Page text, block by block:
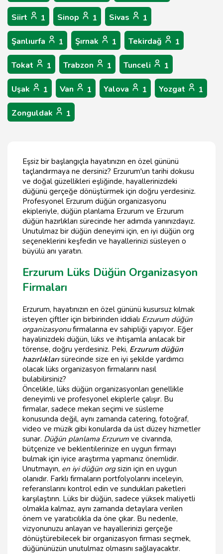
Siirt 1 Sinop 1 Sivas 1
Şanlıurfa 1 Şırnak 1 Tekirdağ 1
Tokat 1 Trabzon 1 Tunceli 1
Uşak 1 Van 1 Yalova 1 Yozgat 1
Zonguldak 1
Eşsiz bir başlangıçla hayatınızın en özel gününü
taçlandırmaya ne dersiniz? Erzurum'un tarihi dokusu
ve doğal güzellikleri eşliğinde, hayallerinizdeki
düğünü gerçeğe dönüştürmek için doğru yerdesiniz.
Profesyonel Erzurum düğün organizasyonu
ekipleriyle, düğün planlama Erzurum ve Erzurum
düğün hazırlıkları sürecinde her adımda yanınızdayız.
Unutulmaz bir düğün deneyimi için, en iyi düğün org
seçeneklerini keşfedin ve hayallerinizi süsleyen o
büyülü anı yaratın.
Erzurum Lüks Düğün Organizasyon
Firmaları
Erzurum, hayatınızın en özel gününü kusursuz kılmak
isteyen çiftler için birbirinden iddialı Erzurum düğün
organizasyonufirmalarına ev sahipliği yapıyor. Eğer
hayalinizdeki düğün, lüks ve ihtişamla anılacak bir
törense, doğru yerdesiniz. Peki, Erzurum düğün
hazırlıklarısürecinde size en iyi şekilde yardımcı
olacak lüks organizasyon firmalarını nasıl
bulabilirsiniz?
Öncelikle, lüks düğün organizasyonları genellikle
deneyimli ve profesyonel ekiplerle çalışır. Bu
firmalar, sadece mekan seçimi ve süsleme
konusunda değil, aynı zamanda catering, fotoğraf,
video ve müzik gibi konularda da üst düzey hizmetler
sunar. Düğün planlama Erzurum ve civarında,
bütçenize ve beklentilerinize en uygun firmayı
bulmak için iyice araştırma yapmanız önemlidir.
Unutmayın, en iyi düğün orgsizin için en uygun
olanıdır. Farklı firmaların portfolyolarını inceleyin,
referanslarını kontrol edin ve sundukları paketleri
karşılaştırın. Lüks bir düğün, sadece yüksek maliyetli
olmakla kalmaz, aynı zamanda detaylara verilen
önem ve yaratıcılıkla da öne çıkar. Bu nedenle,
vizyonunuzu anlayan ve hayallerinizi gerçeğe
dönüştürebilecek bir organizasyon firması seçmek,
düğününüzün unutulmaz olmasını sağlayacaktır.